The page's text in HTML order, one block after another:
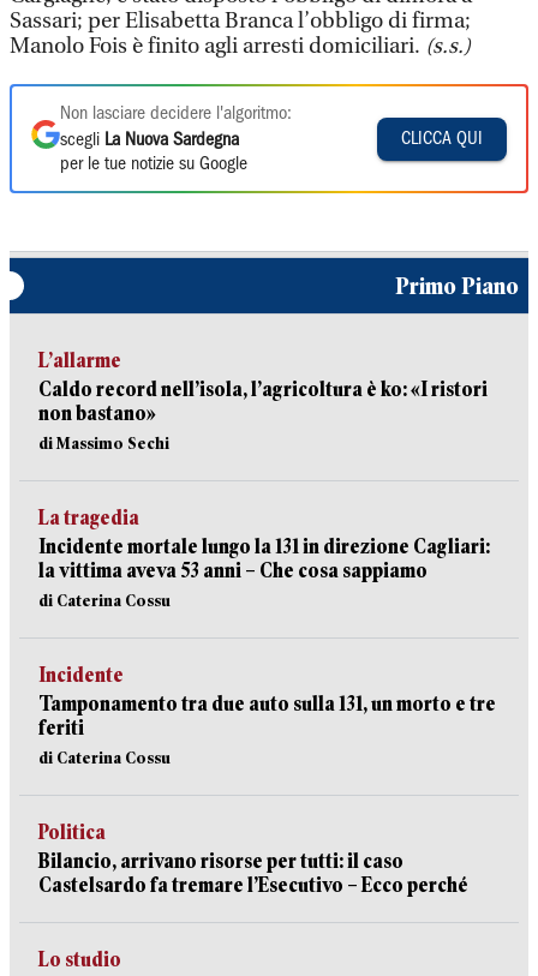
Sassari; per Elisabetta Branca l’obbligo di firma;
Manolo Fois è finito agli arresti domiciliari. (s.s.)
Non lasciare decidere l'algoritmo:
scegli La Nuova Sardegna
per le tue notizie su Google
CLICCA QUI
Primo Piano
L’allarme
Caldo record nell’isola, l’agricoltura è ko: «I ristori
non bastano»
di Massimo Sechi
La tragedia
Incidente mortale lungo la 131 in direzione Cagliari:
la vittima aveva 53 anni – Che cosa sappiamo
di Caterina Cossu
Incidente
Tamponamento tra due auto sulla 131, un morto e tre
feriti
di Caterina Cossu
Politica
Bilancio, arrivano risorse per tutti: il caso
Castelsardo fa tremare l’Esecutivo – Ecco perché
Lo studio